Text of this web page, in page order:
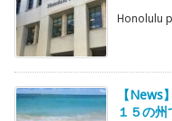
Honolulu
【
１５の